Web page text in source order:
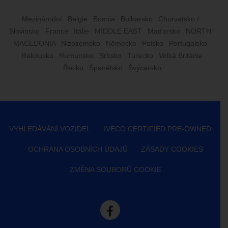
Mezinárodní Belgie Bosnia Bulharsko
Chorvatsko /
Slovinsko
France Itálie MIDDLE EAST Maďarsko
NORTH
MACEDONIA
Nizozemsko Německo Polsko
Portugalsko
Rakousko
Rumunsko Srbsko Turecko
Velká Británie
Řecko
Španělsko Švýcarsko
VYHLEDÁVÁNÍ VOZIDEL IVECO CERTIFIED PRE-OWNED
OCHRANA OSOBNÍCH ÚDAJŮ ZÁSADY COOKIES
ZMĚNA SOUBORŮ COOKIE